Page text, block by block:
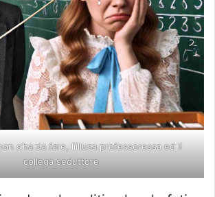
s’ha da fare, lìillusa professoressa ed il
collega seduttore